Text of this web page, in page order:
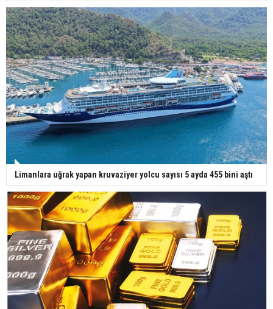
Limanlara uğrak yapan kruvaziyer yolcu sayısı 5 ayda 455 bini aştı